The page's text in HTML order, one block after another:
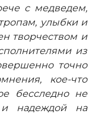
с медведем,
улыбки и
творчеством и
из
точно
кое-что
бесследно не
и надеждой на